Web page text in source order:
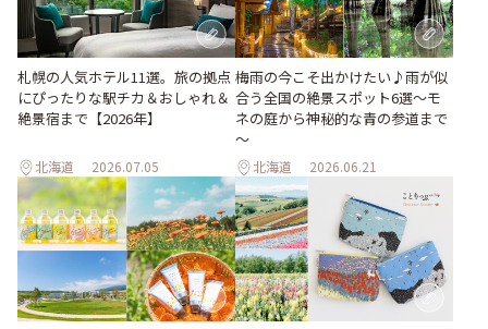
札幌の人気ホテル11選。旅の拠点
にぴったりな駅チカ＆おしゃれ＆
絶景宿まで【2026年】
北海道 2026.07.05
梅雨の今こそ出かけたい♪雨が似
合う全国の絶景スポット6選～モ
ネの庭から神秘的な青の参道まで
～
北海道 2026.06.21